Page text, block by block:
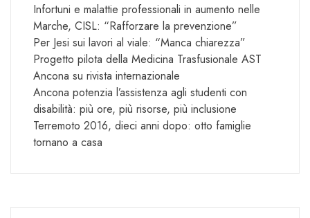
Infortuni e malattie professionali in aumento nelle
Marche, CISL: “Rafforzare la prevenzione”
Per Jesi sui lavori al viale: “Manca chiarezza”
Progetto pilota della Medicina Trasfusionale AST
Ancona su rivista internazionale
Ancona potenzia l’assistenza agli studenti con
disabilità: più ore, più risorse, più inclusione
Terremoto 2016, dieci anni dopo: otto famiglie
tornano a casa